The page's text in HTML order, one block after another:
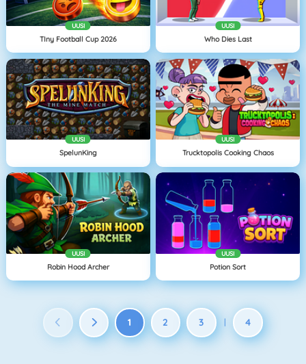
UUSI
TIny Football Cup 2026
UUSI
Who Dies Last
UUSI
SpelunKing
UUSI
Trucktopolis Cooking Chaos
UUSI
Robin Hood Archer
UUSI
Potion Sort
1 2 3 | 4